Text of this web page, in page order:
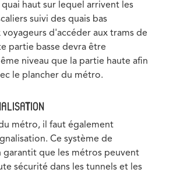
haut sur lequel arrivent les
suivi des quais bas
d'accéder aux trams de
partie basse devra être
niveau que la partie haute afin
le plancher du métro.
métro, il faut également
Ce système de
garantit que les métros peuvent
sécurité dans les tunnels et les